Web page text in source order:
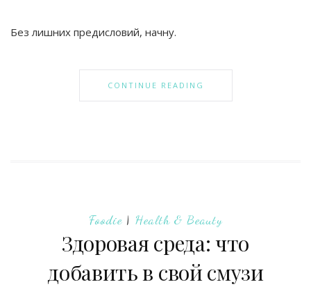
Без лишних предисловий, начну.
CONTINUE READING
Foodie| Health & Beauty
Здоровая среда: что
добавить в свой смузи